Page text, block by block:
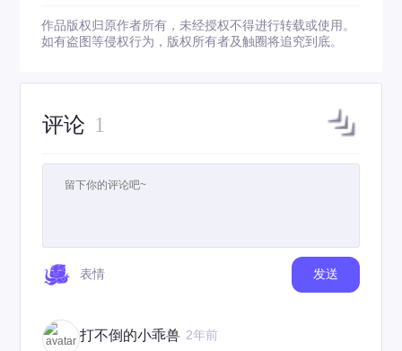
作品版权归原作者所有，未经授权不得进行转载或使用。
如有盗图等侵权行为，版权所有者及触圈将追究到底。
评论 1
表情 发送
打不倒的小乖兽 2年前